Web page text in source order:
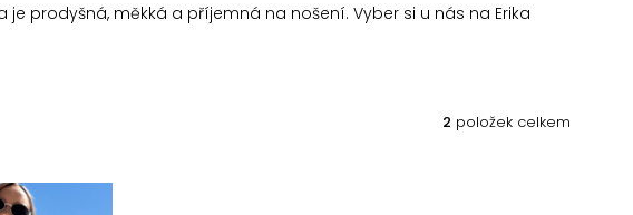
prodyšná, měkká a příjemná na nošení. Vyber si u nás na Erika
2 položek celkem